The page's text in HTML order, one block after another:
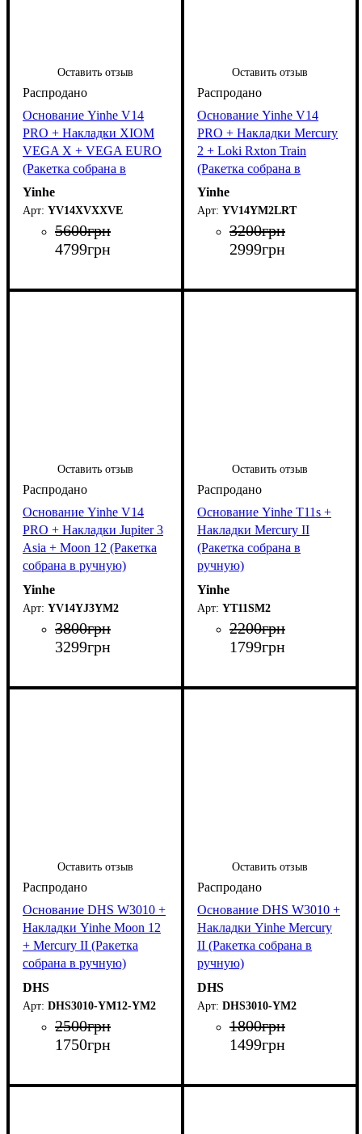
Оставить отзыв
Основание Yinhe V14
PRO + Накладки XIOM
VEGA X + VEGA EURO
(Ракетка собрана в
ручную)
Yinhe
YV14XVXXVE
5600грн
4799грн
Оставить отзыв
Основание Yinhe V14
PRO + Накладки Mercury
2 + Loki Rxton Train
(Ракетка собрана в
ручную)
Yinhe
YV14YM2LRT
3200грн
2999грн
Оставить отзыв
Основание Yinhe V14
PRO + Накладки Jupiter 3
Asia + Moon 12 (Ракетка
собрана в ручную)
Yinhe
YV14YJ3YM2
3800грн
3299грн
Оставить отзыв
Основание Yinhe T11s +
Накладки Mercury II
(Ракетка собрана в
ручную)
Yinhe
YT11SM2
2200грн
1799грн
Оставить отзыв
Основание DHS W3010 +
Накладки Yinhe Moon 12
+ Mercury II (Ракетка
собрана в ручную)
DHS
DHS3010-YM12-YM2
2500грн
1750грн
Оставить отзыв
Основание DHS W3010 +
Накладки Yinhe Mercury
II (Ракетка собрана в
ручную)
DHS
DHS3010-YM2
1800грн
1499грн